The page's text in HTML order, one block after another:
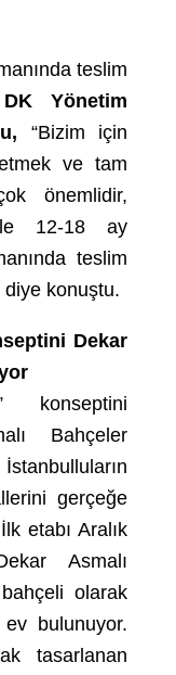
teslim
Yönetim
“Bizim için
ve tam
önemlidir,
12-18 ay
teslim
konuştu.
Dekar
Bahçeler
gerçeğe
etabı Aralık
Asmalı
olarak
bulunuyor.
tasarlanan